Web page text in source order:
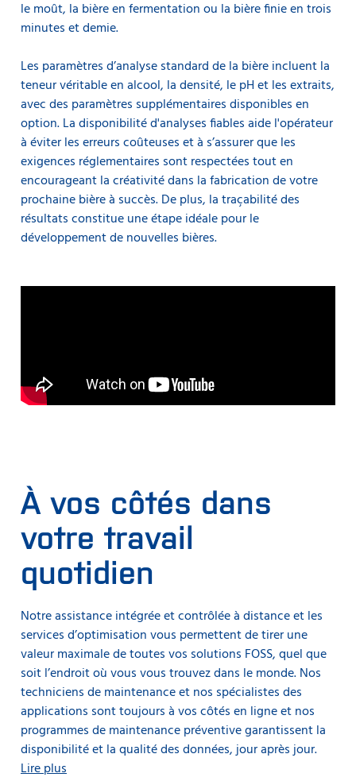
le moût, la bière en fermentation ou la bière finie en trois
minutes et demie.
Les paramètres d’analyse standard de la bière incluent la
teneur véritable en alcool, la densité, le pH et les extraits,
avec des paramètres supplémentaires disponibles en
option. La disponibilité d'analyses fiables aide l'opérateur
à éviter les erreurs coûteuses et à s’assurer que les
exigences réglementaires sont respectées tout en
encourageant la créativité dans la fabrication de votre
prochaine bière à succès. De plus, la traçabilité des
résultats constitue une étape idéale pour le
développement de nouvelles bières.
À vos côtés dans
votre travail
quotidien
Notre assistance intégrée et contrôlée à distance et les
services d’optimisation vous permettent de tirer une
valeur maximale de toutes vos solutions FOSS, quel que
soit l’endroit où vous vous trouvez dans le monde. Nos
techniciens de maintenance et nos spécialistes des
applications sont toujours à vos côtés en ligne et nos
programmes de maintenance préventive garantissent la
disponibilité et la qualité des données, jour après jour.
Lire plus